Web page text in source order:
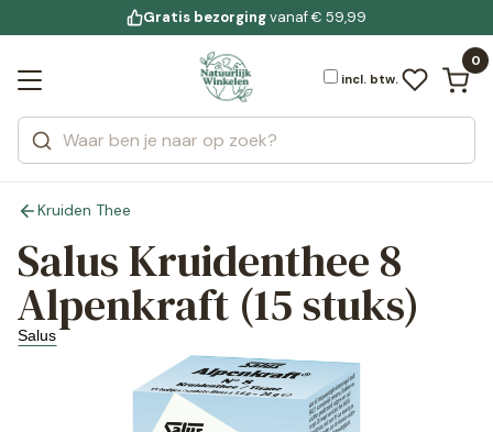
Jouw bewuste leefstijl
voor 19:00 uur besteld
Gratis bezorgingvanaf € 59,99
incl. btw.
0
Zoeken
Categorieën
Merken
Bekijk alle resultaten
Kruiden Thee
Salus Kruidenthee 8
Alpenkraft (15 stuks)
Salus